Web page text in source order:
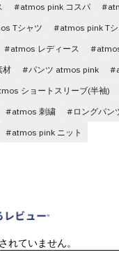
#atmos pink コスパ
Tシャツ
#atmos pink Tシ
#atmos レディース
材
#パンツ atmos pink
ショートスリーブ(半袖)
#atmos 刺繍
#ロングパン
#atmos pink ニット